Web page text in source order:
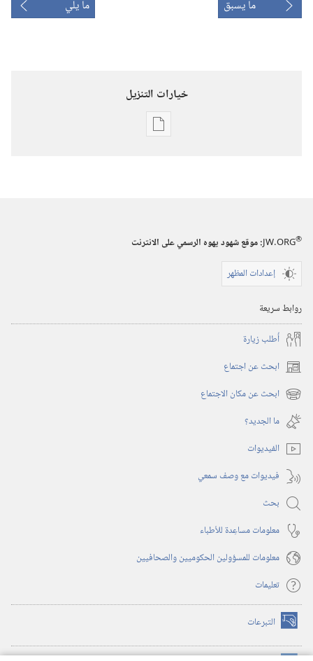
ما يسبق ما يلي
خيارات التنزيل
خيارات
الدراسية)‏
JW.ORG®
:‏ موقع شهود يهوه الرسمي على الانترنت
إعدادات المظهر
روابط سريعة
أُطلب زيارة
ابحث عن اجتماع (يفتح
نافذة ابحث عن مكان الاجتماع (يفتح
نافذة
جديدة)
ما الجديد؟‏
الفيديوات
فيديوات مع وصف سمعي
بحث
معلومات مساعِدة للأطباء
معلومات للمسؤولين الحكوميين والصحافيين
تعليمات
التبرعات (يفتح
نافذة